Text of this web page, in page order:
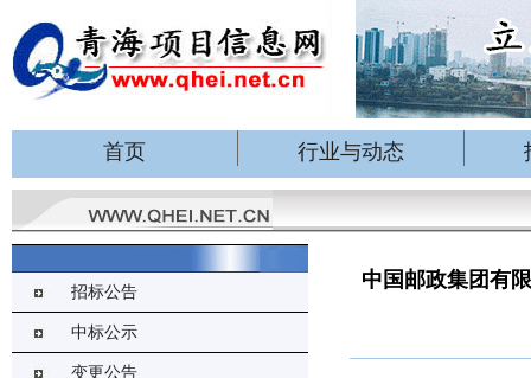
首页 行业与动态
招标公告
中标公示
变更公告
中国邮政集团有